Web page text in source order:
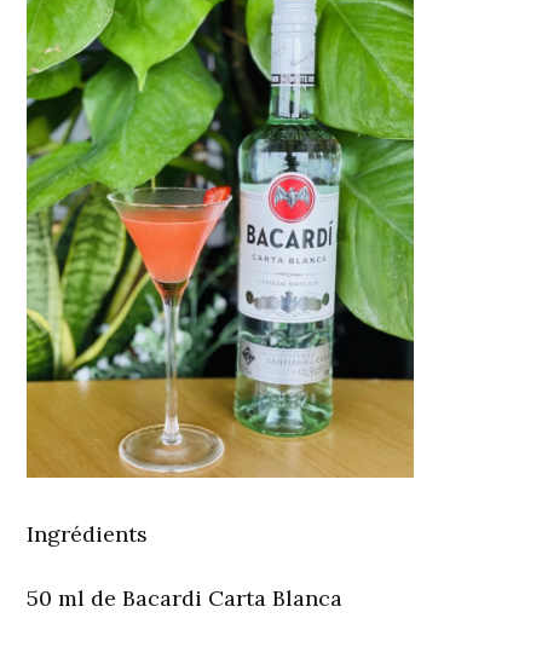
Ingrédients
50 ml de Bacardi Carta Blanca